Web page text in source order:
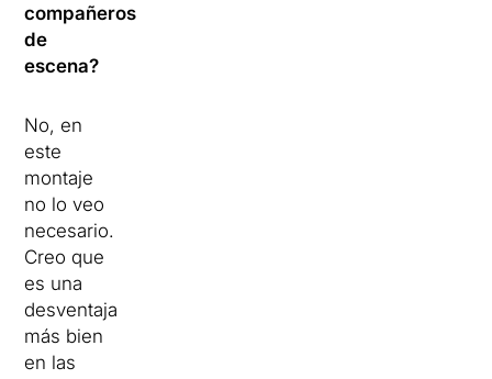
compañeros
de
escena?
No, en
este
montaje
no lo veo
necesario.
Creo que
es una
desventaja
más bien
en las